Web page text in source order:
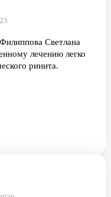
Светлана
лечению легко
ринита.